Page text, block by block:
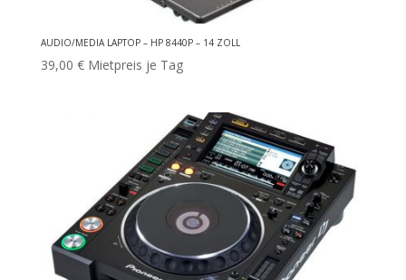
AUDIO/MEDIA LAPTOP – HP 8440P – 14 ZOLL
39,00 € Mietpreis je Tag